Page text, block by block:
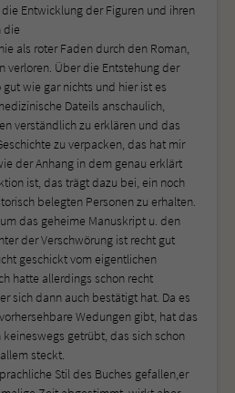
Entwicklung der Figuren und ihren
die
als roter Faden durch den Roman,
verloren. Über die Entstehung der
wie gar nichts und hier ist es
Dateils anschaulich,
verständlich zu erklären und das
zu verpacken, das hat mir
der Anhang in dem genau erklärt
ist, das trägt dazu bei, ein noch
belegten Personen zu erhalten.
das geheime Manuskript u. den
der Verschwörung ist recht gut
geschickt vom eigentlichen
hatte allerdings schon recht
sich dann auch bestätigt hat. Da es
Wedungen gibt, hat das
getrübt, das sich schon
steckt.
Stil des Buches gefallen,er